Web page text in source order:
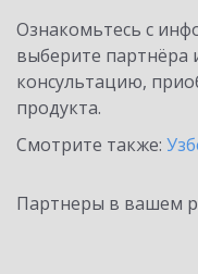
Ознакомьтесь с
выберите партнёра
консультацию,
продукта.
Смотрите также:
Партнеры в вашем